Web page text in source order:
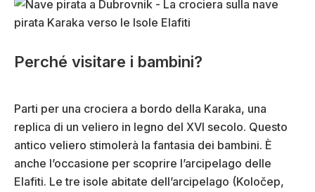
Perché visitare i bambini?
Parti per una crociera a bordo della Karaka, una
replica di un veliero in legno del XVI secolo. Questo
antico veliero stimolerà la fantasia dei bambini. È
anche l’occasione per scoprire l’arcipelago delle
Elafiti. Le tre isole abitate dell’arcipelago (Koločep,